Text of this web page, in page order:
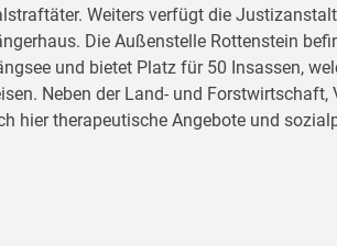
Weiters verfügt die
Die Außenstelle Rottenstein
und bietet Platz für 50 Insassen,
Neben der Land- und
hier therapeutische Angebote und